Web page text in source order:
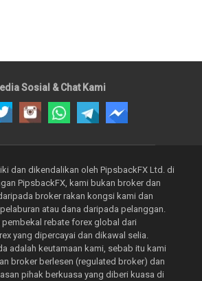
Sosial & Chat Kami
dan dikendalikan oleh PipsbackFX Ltd. di
PipsbackFX, kami bukan broker dan
broker rakan kongsi kami dan
atau dana daripada pelanggan.
rebate forex global dari
yang dipercayai dan dikawal selia.
adalah keutamaan kami, sebab itu kami
broker berlesen (regulated broker) dan
pihak berkuasa yang diberi kuasa di